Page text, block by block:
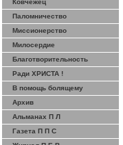
Ковчежец
Паломничество
Миссионерство
Милосердие
Благотворительность
Ради ХРИСТА !
В помощь болящему
Архив
Альманах П Л
Газета П П С